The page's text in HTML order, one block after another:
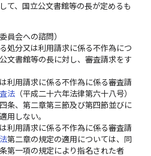
て、国立公文書館等の長が定めるも
員会への諮問）
処分又は利用請求に係る不作為につ
文書館等の長に対し、審査請求をす
利用請求に係る不作為に係る審査請
法 （平成二十六年法律第六十八号）
条、第二章第三節及び第四節並びに
用しない。
利用請求に係る不作為に係る審査請
第二章の規定の適用については、同
第一項の規定により指名された者